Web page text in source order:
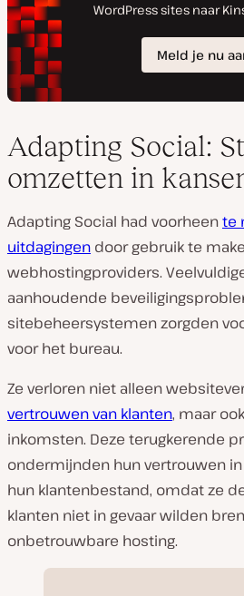
Adapting Social:
omzetten in
Adapting Social had voorheente
uitdagingen door gebruik te
webhostingproviders.
aanhoudende
sitebeheersystemen zorgden
voor het bureau.
Ze verloren niet alleen
vertrouwen van klanten, maar
inkomsten. Deze terugkerende
ondermijnden hun vertrouwen
hun klantenbestand, omdat ze
klanten niet in gevaar wilden
onbetrouwbare hosting.